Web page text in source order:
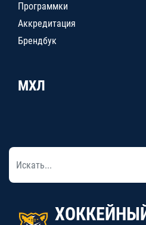
Программки
Аккредитация
Брендбук
МХЛ